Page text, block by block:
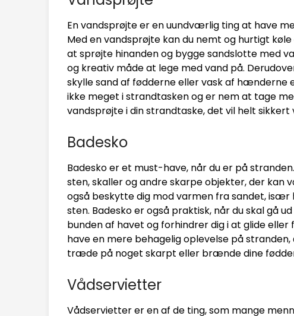
En vandsprøjte er en uundværlig ting at have
Med en vandsprøjte kan du nemt og hurtigt
at sprøjte hinanden og bygge sandslotte med
og kreativ måde at lege med vand på.
skylle sand af fødderne eller vask af hænderne
ikke meget i strandtasken og er nem at tage
vandsprøjte i din strandtaske, det vil helt
Badesko
Badesko er et must-have, når du er på
sten, skaller og andre skarpe objekter, der
også beskytte dig mod varmen fra sandet, især
sten. Badesko er også praktisk, når du skal gå
bunden af havet og forhindrer dig i at glide eller
have en mere behagelig oplevelse på
træde på noget skarpt eller brænde dine
Vådservietter
Vådservietter er en af de ting, som mange